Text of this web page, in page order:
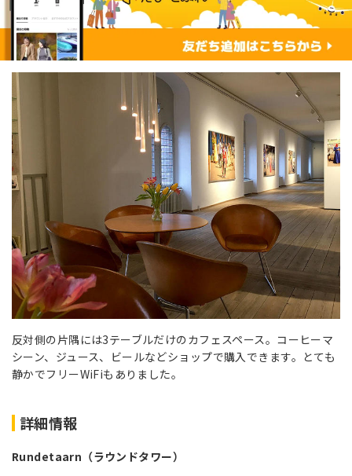
反対側の片隅には3テーブルだけのカフェスペース。コーヒーマ
シーン、ジュース、ビールなどショップで購入できます。とても
静かでフリーWiFiもありました。
詳細情報
Rundetaarn（ラウンドタワー）